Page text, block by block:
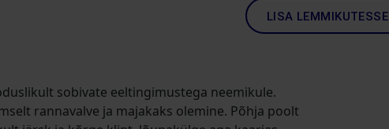
LISA LEMMIKUTESSE
sobivate eeltingimustega neemikule.
rannavalve ja majakaks olemine. Põhja poolt